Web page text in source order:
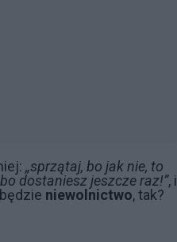
„sprzątaj, bo jak nie, to
dostaniesz jeszcze raz!”, i
niewolnictwo, tak?